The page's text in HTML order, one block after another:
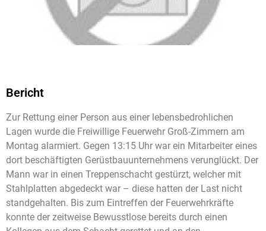
Bericht
Zur Rettung einer Person aus einer lebensbedrohlichen
Lagen wurde die Freiwillige Feuerwehr Groß-Zimmern am
Montag alarmiert. Gegen 13:15 Uhr war ein Mitarbeiter eines
dort beschäftigten Gerüstbauunternehmens verunglückt. Der
Mann war in einen Treppenschacht gestürzt, welcher mit
Stahlplatten abgedeckt war – diese hatten der Last nicht
standgehalten. Bis zum Eintreffen der Feuerwehrkräfte
konnte der zeitweise Bewusstlose bereits durch einen